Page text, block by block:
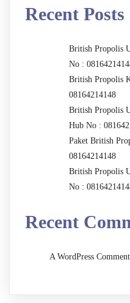
Recent Posts
British Propolis
No :
British Propolis
08164214148
British Propolis
Hub No :
Paket British
08164214148
British Propolis
No :
Recent
A WordPress